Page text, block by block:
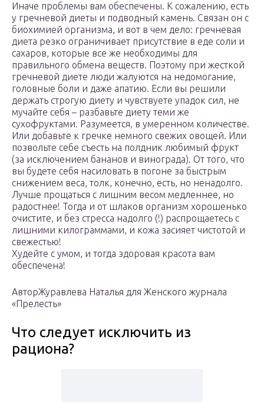
Иначе проблемы вам обеспечены. К сожалению, есть
у гречневой диеты и подводный камень. Связан он с
биохимией организма, и вот в чем дело: гречневая
диета резко ограничивает присутствие в еде соли и
сахаров, которые все же необходимы для
правильного обмена веществ. Поэтому при жесткой
гречневой диете люди жалуются на недомогание,
головные боли и даже апатию. Если вы решили
держать строгую диету и чувствуете упадок сил, не
мучайте себя – разбавьте диету теми же
сухофруктами. Разумеется, в умеренном количестве.
Или добавьте к гречке немного свежих овощей. Или
позвольте себе съесть на полдник любимый фрукт
(за исключением бананов и винограда). От того, что
вы будете себя насиловать в погоне за быстрым
снижением веса, толк, конечно, есть, но ненадолго.
Лучше прощаться с лишним весом медленнее, но
радостнее! Тогда и от шлаков организм хорошенько
очистите, и без стресса надолго (!) распрощаетесь с
лишними килограммами, и кожа засияет чистотой и
свежестью!
Худейте с умом, и тогда здоровая красота вам
обеспечена!
АвторЖуравлева Наталья для Женского журнала
«Прелесть»
Что следует исключить из
рациона?